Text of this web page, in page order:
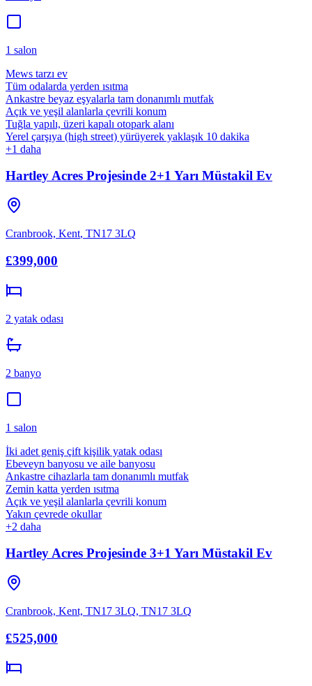
1 salon
Mews tarzı ev
Tüm odalarda yerden ısıtma
Ankastre beyaz eşyalarla tam donanımlı mutfak
Açık ve yeşil alanlarla çevrili konum
Tuğla yapılı, üzeri kapalı otopark alanı
Yerel çarşıya (high street) yürüyerek yaklaşık 10 dakika
+1 daha
Hartley Acres Projesinde 2+1 Yarı Müstakil Ev
Cranbrook, Kent, TN17 3LQ
£399,000
2 yatak odası
2 banyo
1 salon
İki adet geniş çift kişilik yatak odası
Ebeveyn banyosu ve aile banyosu
Ankastre cihazlarla tam donanımlı mutfak
Zemin katta yerden ısıtma
Açık ve yeşil alanlarla çevrili konum
Yakın çevrede okullar
+2 daha
Hartley Acres Projesinde 3+1 Yarı Müstakil Ev
Cranbrook, Kent, TN17 3LQ, TN17 3LQ
£525,000